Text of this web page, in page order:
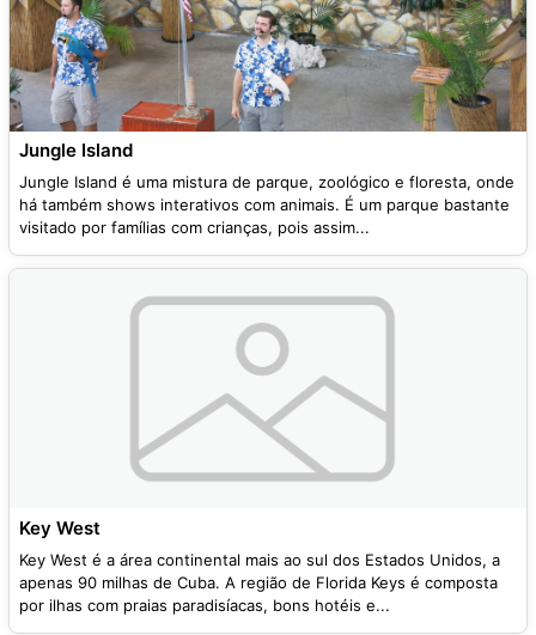
Jungle Island
Jungle Island é uma mistura de parque, zoológico e floresta, onde
há também shows interativos com animais. É um parque bastante
visitado por famílias com crianças, pois assim...
Key West
Key West é a área continental mais ao sul dos Estados Unidos, a
apenas 90 milhas de Cuba. A região de Florida Keys é composta
por ilhas com praias paradisíacas, bons hotéis e...